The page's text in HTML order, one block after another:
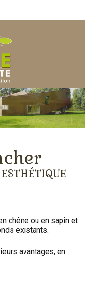
chêne ou en sapin et
existants.
avantages, en